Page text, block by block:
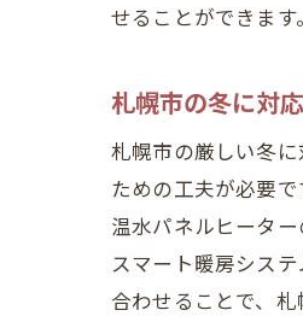
せることができます
札幌市の冬に対
札幌市の厳しい冬
ための工夫が必要
温水パネルヒータ
スマート暖房シス
合わせることで、